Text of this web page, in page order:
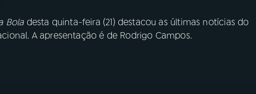
Boladesta quinta-feira (21) destacou as últimas notícias do
A apresentação é de Rodrigo Campos.